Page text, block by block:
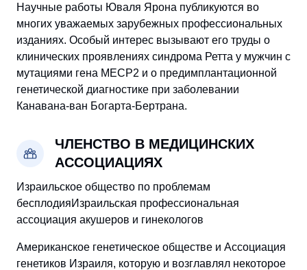
Научные работы Юваля Ярона публикуются во
многих уважаемых зарубежных профессиональных
изданиях. Особый интерес вызывают его труды о
клинических проявлениях синдрома Ретта у мужчин с
мутациями гена MECP2 и о предимплантационной
генетической диагностике при заболевании
Канавана-ван Богарта-Бертрана.
ЧЛЕНСТВО В МЕДИЦИНСКИХ
АССОЦИАЦИЯХ
Израильское общество по проблемам
бесплодияИзраильская профессиональная
ассоциация акушеров и гинекологов
Американское генетическое обществе и Ассоциация
генетиков Израиля, которую и возглавлял некоторое